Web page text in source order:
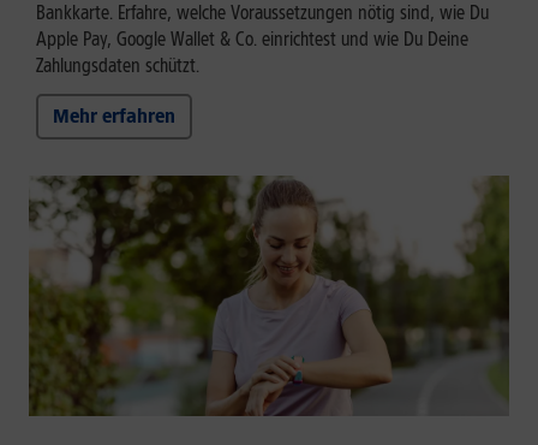
Bankkarte. Erfahre, welche Voraussetzungen nötig sind, wie Du
Apple Pay, Google Wallet & Co. einrichtest und wie Du Deine
Zahlungsdaten schützt.
Mehr erfahren